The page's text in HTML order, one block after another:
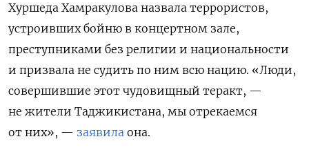
Хуршеда Хамракулова назвала террористов,
устроивших бойню в концертном зале,
преступниками без религии и национальности
и призвала не судить по ним всю нацию. «Люди,
совершившие этот чудовищный теракт, —
не жители Таджикистана, мы отрекаемся
от них», — заявила она.